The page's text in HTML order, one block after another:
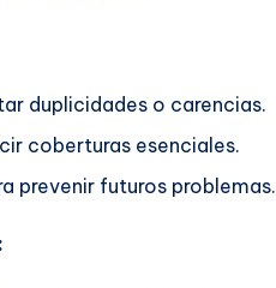
duplicidades o carencias.
coberturas esenciales.
prevenir futuros problemas.